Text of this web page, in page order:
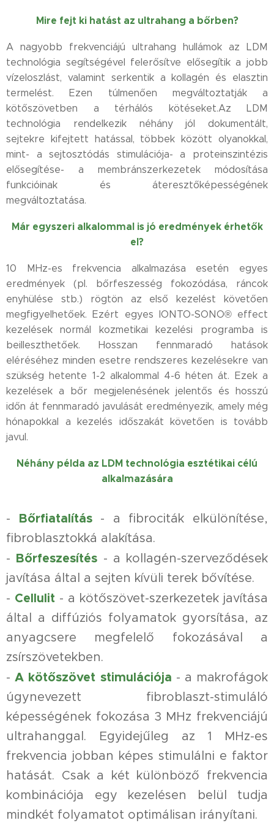
Mire fejt ki hatást az ultrahang a bőrben?
A nagyobb frekvenciájú ultrahang hullámok az LDM
technológia segítségével felerősítve elősegítik a jobb
vízeloszlást, valamint serkentik a kollagén és elasztin
termelést. Ezen túlmenően megváltoztatják a
kötőszövetben a térhálós kötéseket.Az LDM
technológia rendelkezik néhány jól dokumentált,
sejtekre kifejtett hatással, többek között olyanokkal,
mint- a sejtosztódás stimulációja- a proteinszintézis
elősegítése- a membránszerkezetek módosítása
funkcióinak és áteresztőképességének
megváltoztatása.
Már egyszeri alkalommal is jó eredmények érhetők
el?
10 MHz-es frekvencia alkalmazása esetén egyes
eredmények (pl. bőrfeszesség fokozódása, ráncok
enyhülése stb.) rögtön az első kezelést követően
megfigyelhetőek. Ezért egyes IONTO-SONO® effect
kezelések normál kozmetikai kezelési programba is
beilleszthetőek. Hosszan fennmaradó hatások
eléréséhez minden esetre rendszeres kezelésekre van
szükség hetente 1-2 alkalommal 4-6 héten át. Ezek a
kezelések a bőr megjelenésének jelentős és hosszú
időn át fennmaradó javulását eredményezik, amely még
hónapokkal a kezelés időszakát követően is tovább
javul.
Néhány példa az LDM technológia esztétikai célú
alkalmazására
- Bőrfiatalítás- a fibrociták elkülönítése,
fibroblasztokká alakítása.
- Bőrfeszesítés - a kollagén-szerveződések
javítása által a sejten kívüli terek bővítése.
- Cellulit - a kötőszövet-szerkezetek javítása
által a diffúziós folyamatok gyorsítása, az
anyagcsere megfelelő fokozásával a
zsírszövetekben.
-A kötőszövet stimulációja - a makrofágok
úgynevezett fibroblaszt-stimuláló
képességének fokozása 3 MHz frekvenciájú
ultrahanggal. Egyidejűleg az 1 MHz-es
frekvencia jobban képes stimulálni e faktor
hatását. Csak a két különböző frekvencia
kombinációja egy kezelésen belül tudja
mindkét folyamatot optimálisan irányítani.